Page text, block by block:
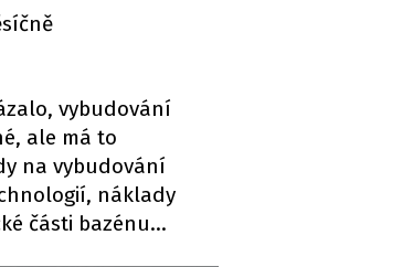
vybudování
ale má to
na vybudování
náklady
části bazénu…